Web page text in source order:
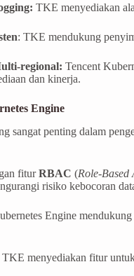
TKE menyediakan
: TKE mendukung
regional: Tencent
dan kinerja.
Engine
sangat penting dalam
fiturRBAC (Role-Based
risiko kebocoran
Engine
TKE menyediakan fitur